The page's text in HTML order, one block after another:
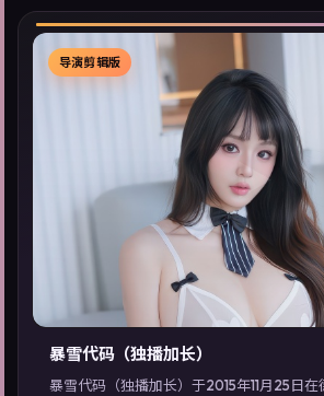
▶
导演剪辑版
暴雪代码（独播加长）
暴雪代码（独播加长）于2015年11月25日